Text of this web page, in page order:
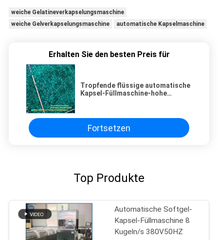
weiche Gelatineverkapselungsmaschine
weiche Gelverkapselungsmaschine
automatische Kapselmaschine
Erhalten Sie den besten Preis für
Tropfende flüssige automatische
Kapsel-Füllmaschine-hohe
Fortsetzen
Top Produkte
Automatische Softgel-
Kapsel-Füllmaschine 8
Kugeln/s 380V50HZ